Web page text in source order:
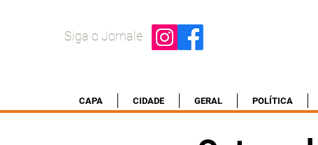
Siga o Jornale
CAPA CIDADE GERAL POLÍTICA